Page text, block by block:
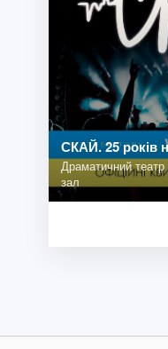
СКАЙ. 25 років
Драматичний
зал